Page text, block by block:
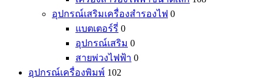
อุปกรณ์เสริมเครื่องสำรองไฟ 0
แบตเตอร์รี่ 0
อุปกรณ์เสริม 0
สายพ่วงไฟฟ้า 0
อุปกรณ์เครื่องพิมพ์ 102